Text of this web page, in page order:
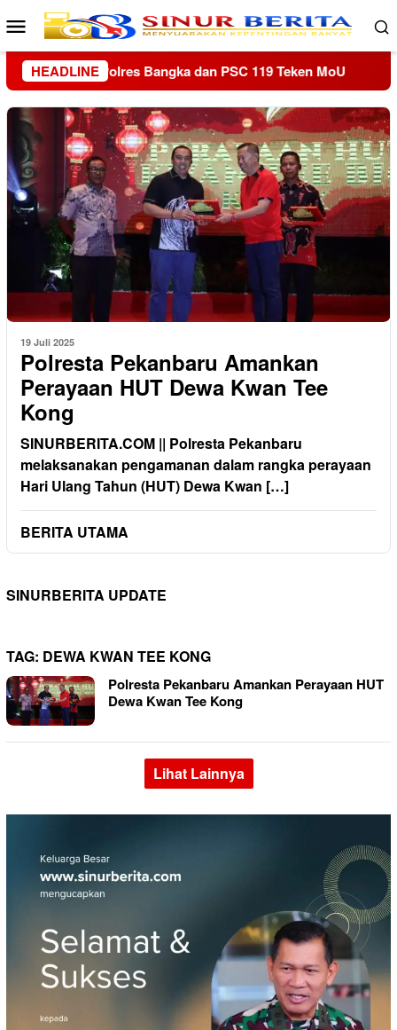
Loncat
ke
konten
Menu
Mobile
HEADLINE
KPU Riau Luncurkan Sekolah Pemilu Hijau, Perkuat
19 Juli 2025
Polresta Pekanbaru Amankan
Perayaan HUT Dewa Kwan Tee
Kong
SINURBERITA.COM || Polresta Pekanbaru
melaksanakan pengamanan dalam rangka perayaan
Hari Ulang Tahun (HUT) Dewa Kwan […]
BERITA UTAMA
SINURBERITA UPDATE
TAG: DEWA KWAN TEE KONG
Polresta Pekanbaru Amankan Perayaan HUT
Dewa Kwan Tee Kong
Lihat Lainnya